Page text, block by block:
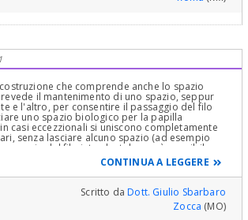
che comprende anche lo spazio
il mantenimento di uno spazio, seppur
e l'altro, per consentire il passaggio del filo
uno spazio biologico per la papilla
casi eccezzionali si uniscono completamente
senza lasciare alcuno spazio (ad esempio
del filo interdentale non è possibile,
per un sottile scovolino). In ogni caso, due
così lo spazio interprossimale
corrette, o quanto meno vanno riviste (per
matrice e cunei, lo spazio interdentale viene
CONTINUA A LEGGERE
Scritto daDott. Giulio Sbarbaro
Zocca (MO)